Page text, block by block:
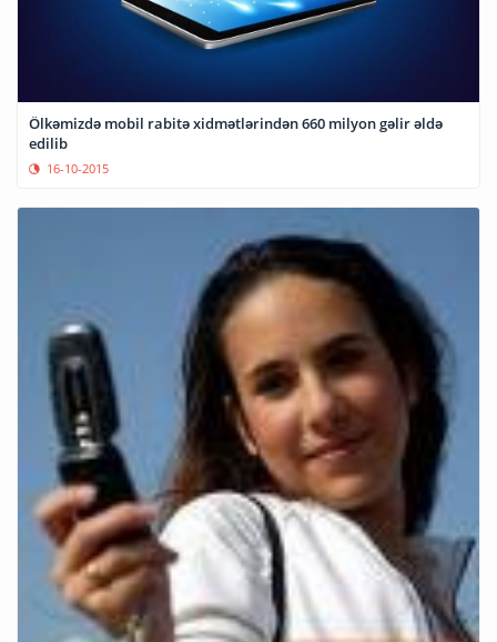
Ölkəmizdə mobil rabitə xidmətlərindən 660 milyon gəlir əldə
edilib
16-10-2015